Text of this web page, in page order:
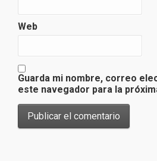
Web
Guarda mi nombre, correo
este navegador para la